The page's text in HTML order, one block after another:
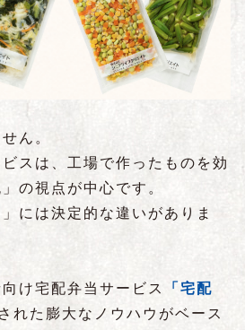
ん。
スは、工場で作ったものを効
の視点が中心です。
には決定的な違いがありま
け宅配弁当サービス
「宅配
れた膨大なノウハウがベース